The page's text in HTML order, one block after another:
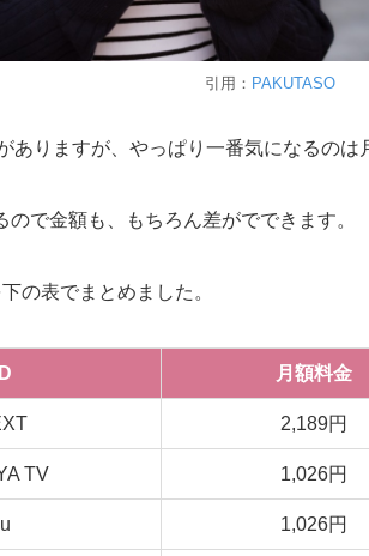
引用： PAKUTASO
ありますが、やっぱり一番気になるのは
ので金額も、もちろん差がでできます。
の表でまとめました。
月額料金
2,189円
TV 1,026円
1,026円